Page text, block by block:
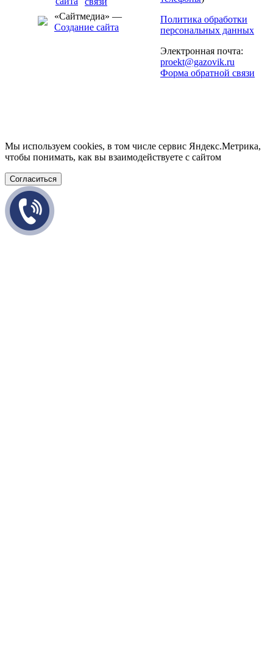
«Сайтмедиа» —
Создание сайта
Политика обработки
персональных данных
Электронная почта:
proekt@gazovik.ru
Форма обратной связи
Мы используем cookies, в том числе сервис Яндекс.Метрика,
чтобы понимать, как вы взаимодействуете с сайтом
Согласиться